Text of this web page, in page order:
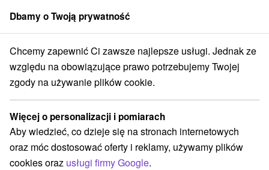
członek grupySorger
MEGA zniżka zimowa z pływaniem i All Inclusive na terenie
MEGA zniżka zimowa z pływaniem i
All Inclusive na terenie kąpieliska
termalnego Veľký Meder
Oferta wygasła! Wybierz poniżej z aktualnych ofert.
Hotel Thermal Varga★★★Wielki Meder Veľký Meder
Dbamy o Twoją prywatność
Chcemy zapewnić Ci zawsze najlepsze usługi. Jednak ze
względu na obowiązujące prawo potrzebujemy Twojej
zgody na używanie plików cookie.
Więcej o personalizacji i pomiarach
Aby wiedzieć, co dzieje się na stronach internetowych
oraz móc dostosować oferty i reklamy, używamy plików
cookies oraz usługi firmy Google.